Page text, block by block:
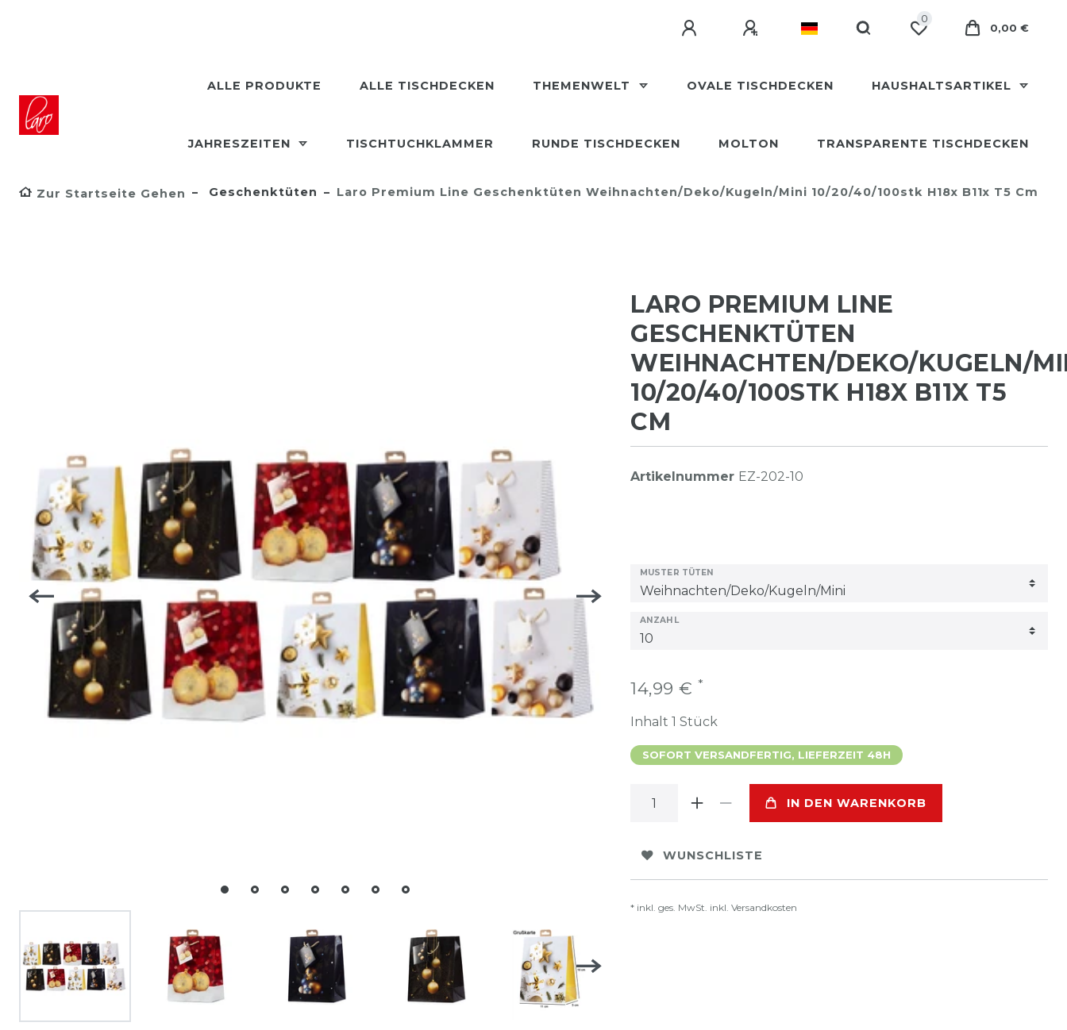
0
0,00 €
ALLE PRODUKTE ALLE TISCHDECKEN THEMENWELT OVALE TISCHDECKEN HAUSHALTSARTIKEL
JAHRESZEITEN TISCHTUCHKLAMMER RUNDE TISCHDECKEN MOLTON TRANSPARENTE TISCHDECKEN
Zur Startseite Gehen Geschenktüten Laro Premium Line Geschenktüten Weihnachten/Deko/Kugeln/Mini 10/20/40/100stk H18x B11x T5 Cm
LARO PREMIUM LINE
GESCHENKTÜTEN
WEIHNACHTEN/DEKO/KUGELN/
10/20/40/100STK H18X B11X T5
CM
Artikelnummer EZ-202-10
MUSTER TÜTEN
ANZAHL
14,99 € *
Inhalt 1 Stück
SOFORT VERSANDFERTIG, LIEFERZEIT 48H
IN DEN WARENKORB
WUNSCHLISTE
* inkl. ges. MwSt. inkl. Versandkosten